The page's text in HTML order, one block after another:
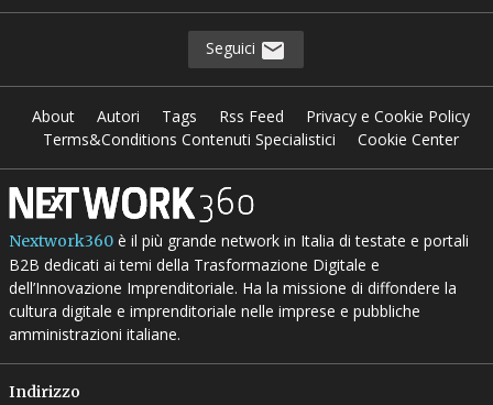
Seguici
About Autori Tags Rss Feed
Privacy e Cookie Policy
Terms&Conditions Contenuti Specialistici
Cookie Center
Nextwork360è il più grande network in Italia di testate e portali
B2B dedicati ai temi della Trasformazione Digitale e
dell’Innovazione Imprenditoriale. Ha la missione di diffondere la
cultura digitale e imprenditoriale nelle imprese e pubbliche
amministrazioni italiane.
Indirizzo